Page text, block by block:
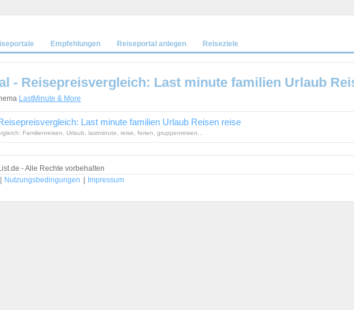
Empfehlungen Reiseportal anlegen Reiseziele
- Reisepreisvergleich: Last minute familien Urlaub
LastMinute & More
Last minute familien Urlaub Reisen reise
Familienreisen, Urlaub, lastminute, reise, ferien, gruppenreisen...
- Alle Rechte vorbehalten
Nutzungsbedingungen Impressum